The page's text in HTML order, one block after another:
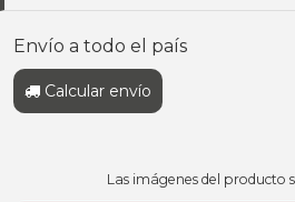
Envío a todo el país
Calcular envío
Las imágenes del producto